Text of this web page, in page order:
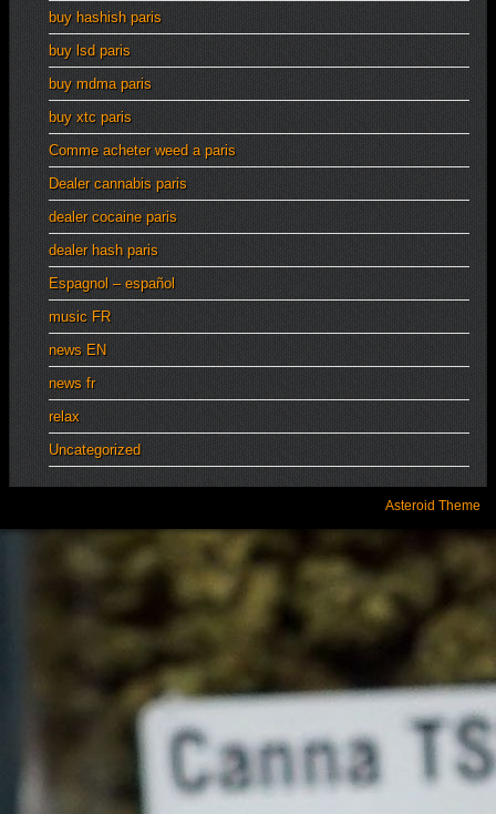
buy hashish paris
buy lsd paris
buy mdma paris
buy xtc paris
Comme acheter weed a paris
Dealer cannabis paris
dealer cocaine paris
dealer hash paris
Espagnol – español
music FR
news EN
news fr
relax
Uncategorized
Asteroid Theme